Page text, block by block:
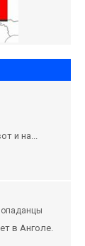
и на...
в Анголе.